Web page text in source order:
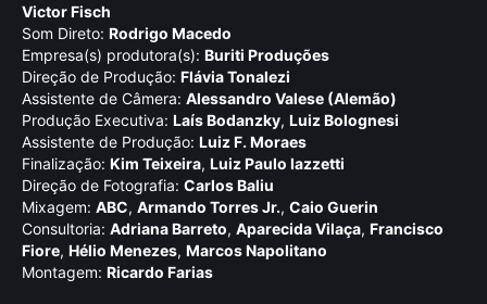
Victor Fisch
Som Direto: Rodrigo Macedo
Empresa(s) produtora(s): Buriti Produções
Direção de Produção: Flávia Tonalezi
Assistente de Câmera: Alessandro Valese (Alemão)
Produção Executiva: Laí­s Bodanzky, Luiz Bolognesi
Assistente de Produção: Luiz F. Moraes
Finalização: Kim Teixeira, Luiz Paulo Iazzetti
Direção de Fotografia: Carlos Baliu
Mixagem: ABC, Armando Torres Jr., Caio Guerin
Consultoria: Adriana Barreto, Aparecida Vilaça, Francisco
Fiore, Hélio Menezes, Marcos Napolitano
Montagem: Ricardo Farias